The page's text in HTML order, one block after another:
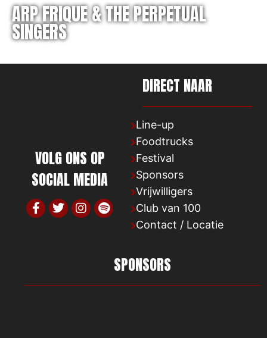
ARP FRIQUE & THE PERPETUAL
SINGERS
VOLG ONS OP
SOCIAL MEDIA
DIRECT NAAR
Line-up
Foodtrucks
Festival
Sponsors
Vrijwilligers
Club van 100
Contact / Locatie
SPONSORS